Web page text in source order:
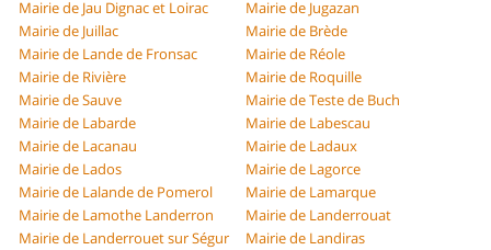
Mairie de Jau Dignac et Loirac
Mairie de Jugazan
Mairie de Juillac
Mairie de Brède
Mairie de Lande de Fronsac
Mairie de Réole
Mairie de Rivière
Mairie de Roquille
Mairie de Sauve
Mairie de Teste de Buch
Mairie de Labarde
Mairie de Labescau
Mairie de Lacanau
Mairie de Ladaux
Mairie de Lados
Mairie de Lagorce
Mairie de Lalande de Pomerol
Mairie de Lamarque
Mairie de Lamothe Landerron
Mairie de Landerrouat
Mairie de Landerrouet sur Ségur
Mairie de Landiras